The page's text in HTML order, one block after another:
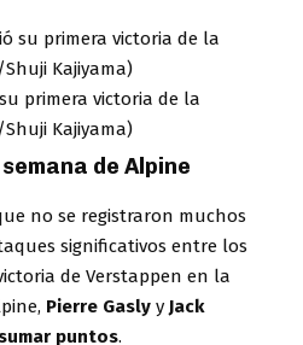
primera victoria de la
Kajiyama)
de Alpine
no se registraron muchos
significativos entre los
de Verstappen en la
Pierre Gasly y Jack
puntos.